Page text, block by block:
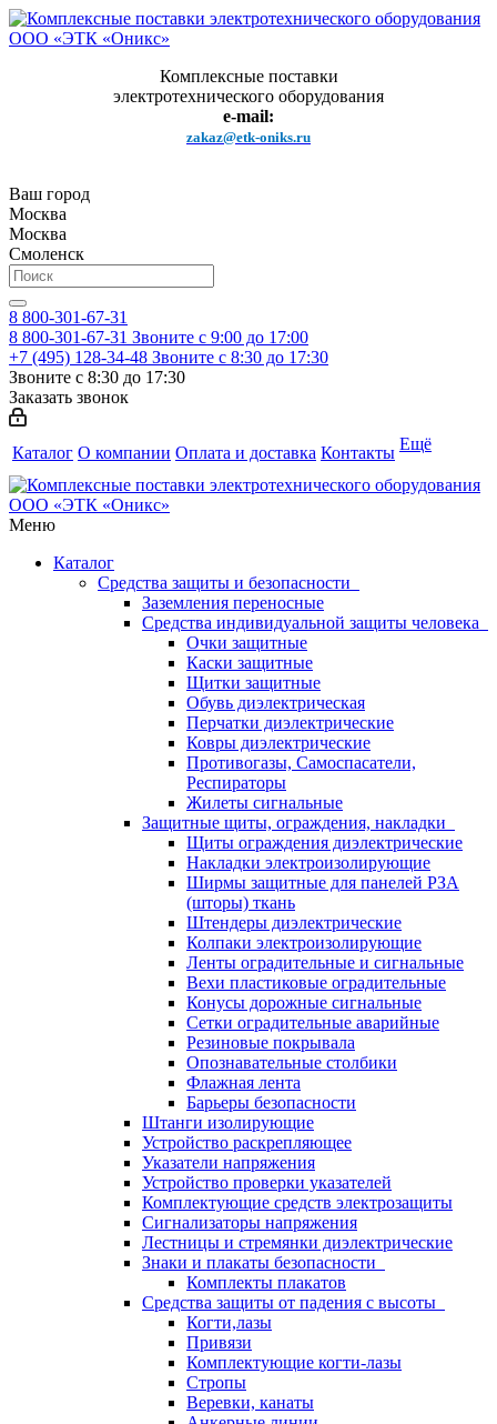
Комплексные поставки
электротехнического оборудования
e-mail:
zakaz@etk-oniks.ru
Ваш город
Москва
Москва
Смоленск
8 800-301-67-31
8 800-301-67-31 Звоните с 9:00 до 17:00
+7 (495) 128-34-48 Звоните с 8:30 до 17:30
Звоните с 8:30 до 17:30
Заказать звонок
Каталог О компании Оплата и доставка Контакты Ещё
Меню
Каталог
Средства защиты и безопасности
Заземления переносные
Средства индивидуальной защиты человека
Очки защитные
Каски защитные
Щитки защитные
Обувь диэлектрическая
Перчатки диэлектрические
Ковры диэлектрические
Противогазы, Самоспасатели,
Респираторы
Жилеты сигнальные
Защитные щиты, ограждения, накладки
Щиты ограждения диэлектрические
Накладки электроизолирующие
Ширмы защитные для панелей РЗА
(шторы) ткань
Штендеры диэлектрические
Колпаки электроизолирующие
Ленты оградительные и сигнальные
Вехи пластиковые оградительные
Конусы дорожные сигнальные
Сетки оградительные аварийные
Резиновые покрывала
Опознавательные столбики
Флажная лента
Барьеры безопасности
Штанги изолирующие
Устройство раскрепляющее
Указатели напряжения
Устройство проверки указателей
Комплектующие средств электрозащиты
Сигнализаторы напряжения
Лестницы и стремянки диэлектрические
Знаки и плакаты безопасности
Комплекты плакатов
Средства защиты от падения с высоты
Когти,лазы
Привязи
Комплектующие когти-лазы
Стропы
Веревки, канаты